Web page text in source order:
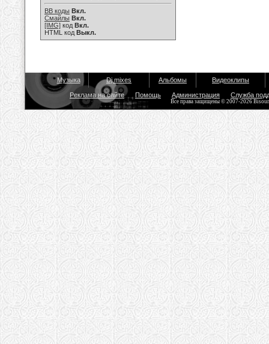
BB коды Вкл.
Смайлы Вкл.
[IMG] код Вкл.
HTML код Выкл.
Музыка Dj mixes Альбомы Видеоклипы
Реклама на сайте Помощь Администрация Служба
Все права защищены © 2007-2026